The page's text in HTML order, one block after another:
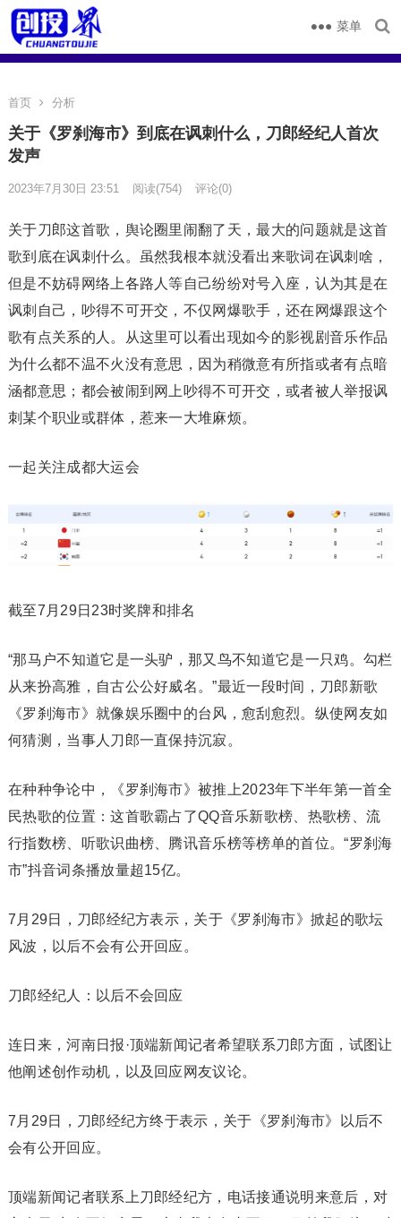
菜单
首页 分析
关于《罗刹海市》到底在讽刺什么，刀郎经纪人首次
发声
2023年7月30日 23:51 阅读(754) 评论(0)
关于刀郎这首歌，舆论圈里闹翻了天，最大的问题就是这首
歌到底在讽刺什么。虽然我根本就没看出来歌词在讽刺啥，
但是不妨碍网络上各路人等自己纷纷对号入座，认为其是在
讽刺自己，吵得不可开交，不仅网爆歌手，还在网爆跟这个
歌有点关系的人。从这里可以看出现如今的影视剧音乐作品
为什么都不温不火没有意思，因为稍微意有所指或者有点暗
涵都意思；都会被闹到网上吵得不可开交，或者被人举报讽
刺某个职业或群体，惹来一大堆麻烦。
一起关注成都大运会
截至7月29日23时奖牌和排名
“那马户不知道它是一头驴，那又鸟不知道它是一只鸡。勾栏
从来扮高雅，自古公公好威名。”最近一段时间，刀郎新歌
《罗刹海市》就像娱乐圈中的台风，愈刮愈烈。纵使网友如
何猜测，当事人刀郎一直保持沉寂。
在种种争论中，《罗刹海市》被推上2023年下半年第一首全
民热歌的位置：这首歌霸占了QQ音乐新歌榜、热歌榜、流
行指数榜、听歌识曲榜、腾讯音乐榜等榜单的首位。“罗刹海
市”抖音词条播放量超15亿。
7月29日，刀郎经纪方表示，关于《罗刹海市》掀起的歌坛
风波，以后不会有公开回应。
刀郎经纪人：以后不会回应
连日来，河南日报·顶端新闻记者希望联系刀郎方面，试图让
他阐述创作动机，以及回应网友议论。
7月29日，刀郎经纪方终于表示，关于《罗刹海市》以后不
会有公开回应。
顶端新闻记者联系上刀郎经纪方，电话接通说明来意后，对